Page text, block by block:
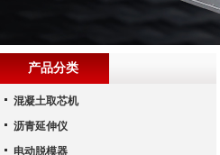
产品分类
混凝土取芯机
沥青延伸仪
电动脱模器